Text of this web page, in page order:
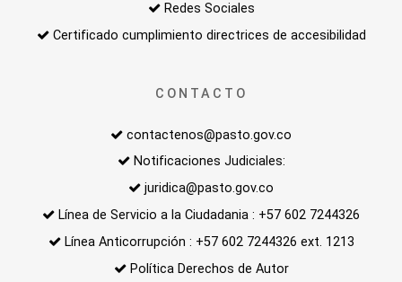
Redes Sociales
Certificado cumplimiento directrices de accesibilidad
CONTACTO
contactenos@pasto.gov.co
Notificaciones Judiciales:
juridica@pasto.gov.co
Línea de Servicio a la Ciudadania : +57 602 7244326
Línea Anticorrupción : +57 602 7244326 ext. 1213
Política Derechos de Autor